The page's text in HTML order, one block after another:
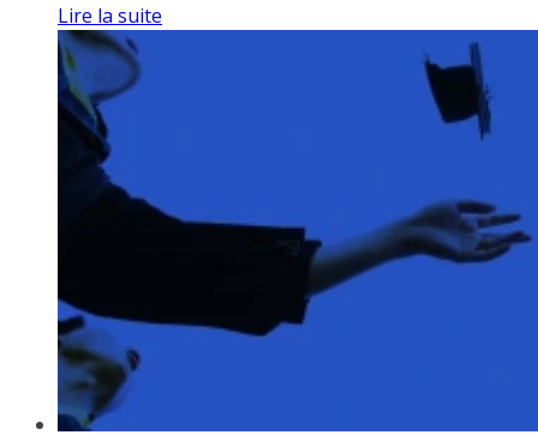
Lire la suite